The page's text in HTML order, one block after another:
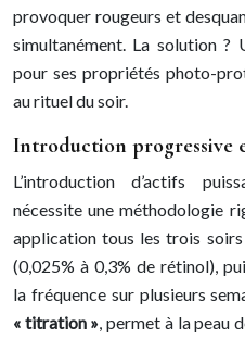
provoquer rougeurs et
simultanément. La solution
pour ses propriétés photo-
au rituel du soir.
Introduction progressive
L’introduction d’actifs
nécessite une méthodologie
application tous les trois
(0,025% à 0,3% de rétinol),
la fréquence sur plusieurs
« titration », permet à la peau